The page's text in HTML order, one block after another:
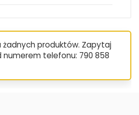
żadnych produktów. Zapytaj
telefonu: 790 858